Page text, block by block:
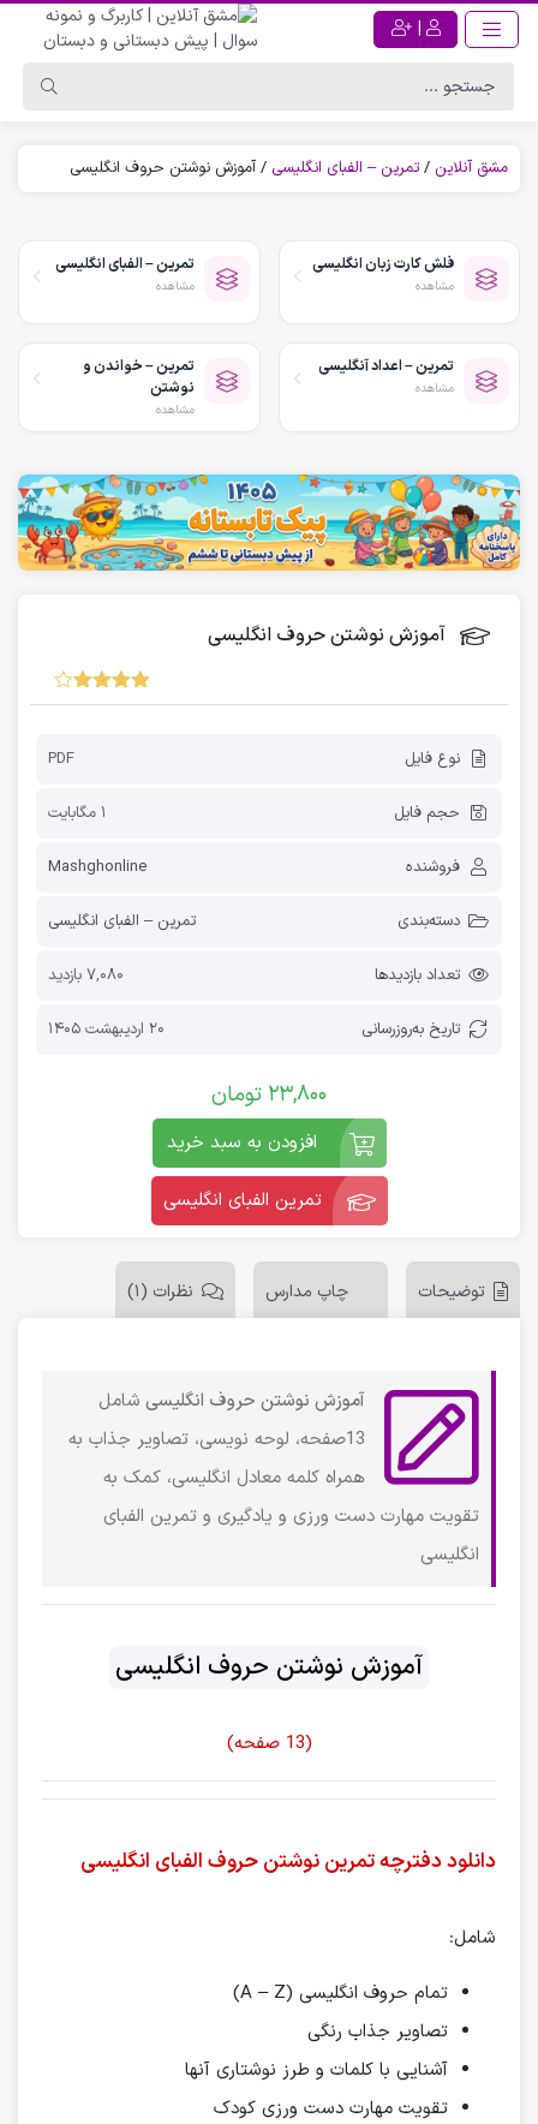
|
مشق آنلاین /تمرین – الفبای انگلیسی / آموزش نوشتن حروف انگلیسی
فلش کارت زبان انگلیسی
مشاهده
تمرین – الفبای انگلیسی
مشاهده
تمرین – اعداد آنگلیسی
مشاهده
تمرین – خواندن و
نوشتن
مشاهده
آموزش نوشتن حروف انگلیسی
نوع فایل PDF
حجم فایل 1 مگابایت
فروشنده Mashghonline
دسته‌بندی تمرین – الفبای انگلیسی
تعداد بازدیدها 7,080 بازدید
تاریخ به‌روز‌رسانی 20 اردیبهشت 1405
23,800 تومان
افزودن به سبد خرید
تمرین الفبای انگلیسی
توضیحات چاپ مدارس نظرات (1)
آموزش نوشتن حروف انگلیسی شامل
13صفحه، لوحه نویسی، تصاویر جذاب به
همراه کلمه معادل انگلیسی، کمک به
تقویت مهارت دست ورزی و یادگیری و تمرین الفبای
انگلیسی
آموزش نوشتن حروف انگلیسی
(13 صفحه)
دانلود دفترچه تمرین نوشتن حروف الفبای انگلیسی
شامل:
تمام حروف انگلیسی (A – Z)
تصاویر جذاب رنگی
آشنایی با کلمات و طرز نوشتاری آنها
تقویت مهارت دست ورزی کودک